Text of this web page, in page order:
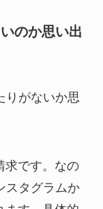
のか思い出
りがないか思
求です。なの
スタグラムか